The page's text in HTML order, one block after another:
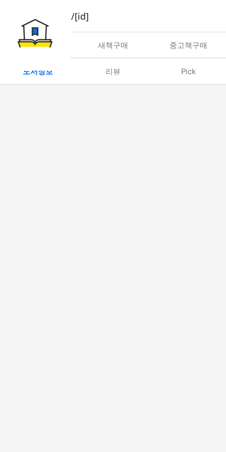
book/rent/[id]
대여 새책구매 중고책구매
도서정보 리뷰 Pick